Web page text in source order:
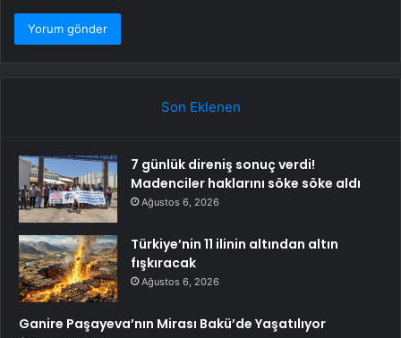
Son Eklenen
7 günlük direniş sonuç verdi!
Madenciler haklarını söke söke aldı
Ağustos 6, 2026
Türkiye’nin 11 ilinin altından altın
fışkıracak
Ağustos 6, 2026
Ganire Paşayeva’nın Mirası Bakü’de Yaşatılıyor